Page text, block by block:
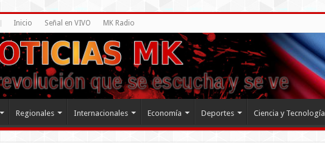
Inicio Señal en VIVO MK Radio
Regionales Internacionales Economía Deportes Ciencia y Tecnología